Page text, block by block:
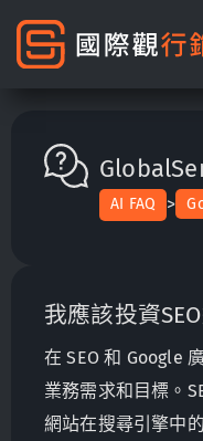
AI FAQ >
我應該投資
在 SEO 和 Google
業務需求和目標。
網站在搜尋引擎中